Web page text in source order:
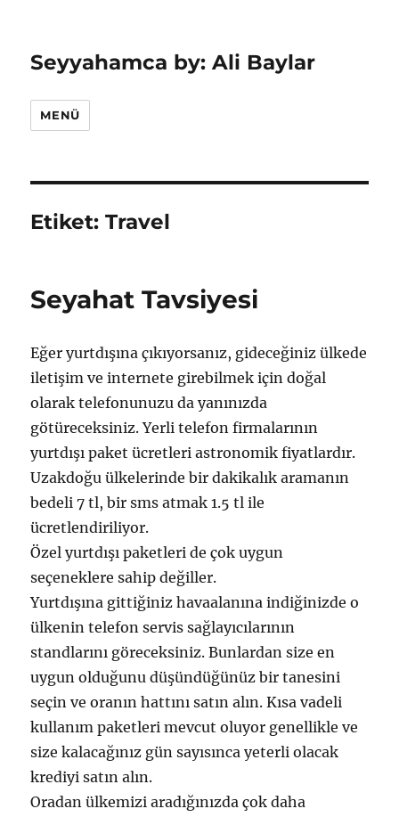
Seyyahamca by: Ali Baylar
MENÜ
Etiket:Travel
Seyahat Tavsiyesi
Eğer yurtdışına çıkıyorsanız, gideceğiniz ülkede
iletişim ve internete girebilmek için doğal
olarak telefonunuzu da yanınızda
götüreceksiniz. Yerli telefon firmalarının
yurtdışı paket ücretleri astronomik fiyatlardır.
Uzakdoğu ülkelerinde bir dakikalık aramanın
bedeli 7 tl, bir sms atmak 1.5 tl ile
ücretlendiriliyor.
Özel yurtdışı paketleri de çok uygun
seçeneklere sahip değiller.
Yurtdışına gittiğiniz havaalanına indiğinizde o
ülkenin telefon servis sağlayıcılarının
standlarını göreceksiniz. Bunlardan size en
uygun olduğunu düşündüğünüz bir tanesini
seçin ve oranın hattını satın alın. Kısa vadeli
kullanım paketleri mevcut oluyor genellikle ve
size kalacağınız gün sayısınca yeterli olacak
krediyi satın alın.
Oradan ülkemizi aradığınızda çok daha